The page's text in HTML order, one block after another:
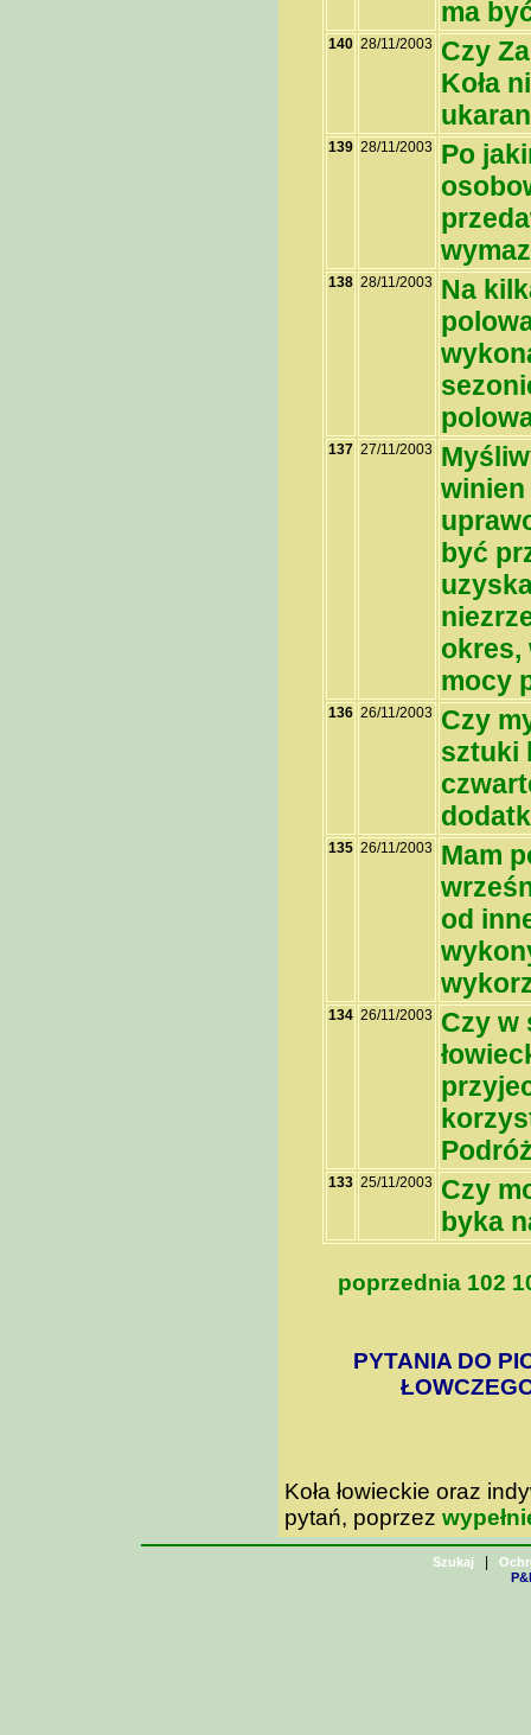
ma
140 28/11/2003
Czy
Koła
139 28/11/2003
Po
138 28/11/2003
Na
137 27/11/2003
być
okres,
mocy
136 26/11/2003
Czy
sztuki
135 26/11/2003
Mam
od
134 26/11/2003
Czy w
133 25/11/2003
Czy
byka
poprzednia 102
PYTANIA DO
Koła łowieckie oraz
pytań, poprzez
Szukaj